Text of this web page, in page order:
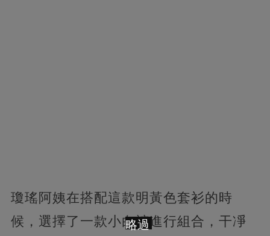
瓊瑤阿姨在搭配這款明黃色套衫的時
候，選擇了一款小白褲進行組合，干凈
略過